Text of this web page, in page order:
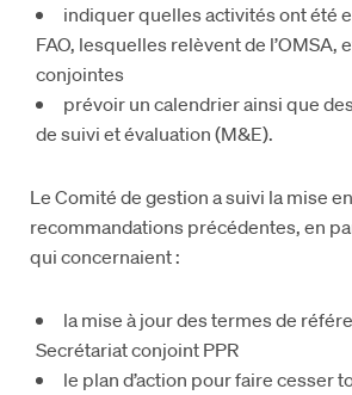
indiquer quelles activités ont été
FAO, lesquelles relèvent de l’OMSA,
conjointes
prévoir un calendrier ainsi que
de suivi et évaluation (M&E).
Le Comité de gestion a suivi la mise
recommandations précédentes, en
qui concernaient :
la mise à jour des termes de
Secrétariat conjoint PPR
le plan d’action pour faire cesser